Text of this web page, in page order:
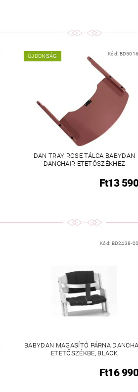
ÚJDONSÁG Kód:
DAN TRAY ROSE TÁLCA BABYDAN
DANCHAIR ETETŐSZÉKHEZ
Ft13
Kód: BD2438-
BABYDAN MAGASÍTÓ PÁRNA
ETETŐSZÉKBE, BLACK
Ft16